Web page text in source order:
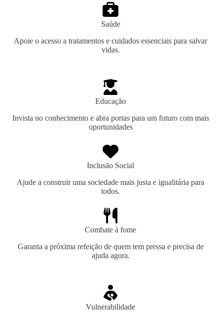
Saúde
Apoie o acesso a tratamentos e cuidados essenciais para salvar
vidas.
Educação
Invista no conhecimento e abra portas para um futuro com mais
oportunidades
Inclusão Social
Ajude a construir uma sociedade mais justa e igualitária para
todos.
Combate à fome
Garanta a próxima refeição de quem tem pressa e precisa de
ajuda agora.
Vulnerabilidade